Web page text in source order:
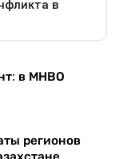
в МНВО
регионов